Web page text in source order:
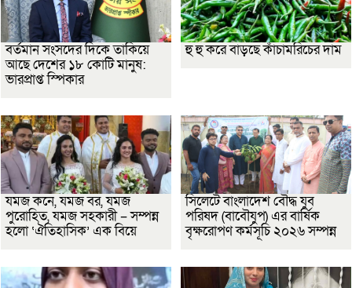
বর্তমান সংসদের দিকে তাকিয়ে
আছে দেশের ১৮ কোটি মানুষ:
ভারপ্রাপ্ত স্পিকার
হু হু করে বাড়ছে কাঁচামরিচের দাম
যমজ কনে, যমজ বর, যমজ
পুরোহিত, যমজ সহকারী – সম্পন্ন
হলো ‘ঐতিহাসিক’ এক বিয়ে
সিলেটে বাংলাদেশ বৌদ্ধ যুব
পরিষদ (বাবৌযুপ) এর বার্ষিক
বৃক্ষরোপণ কর্মসূচি ২০২৬ সম্পন্ন